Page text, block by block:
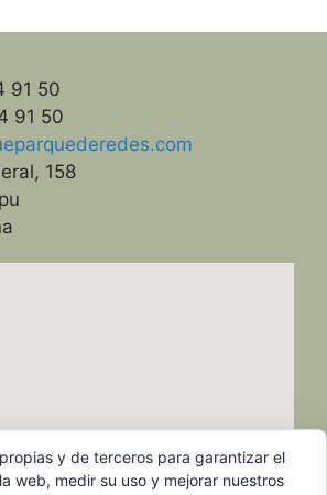
91 50
91 50
158
y de terceros para garantizar el
web, medir su uso y mejorar nuestros